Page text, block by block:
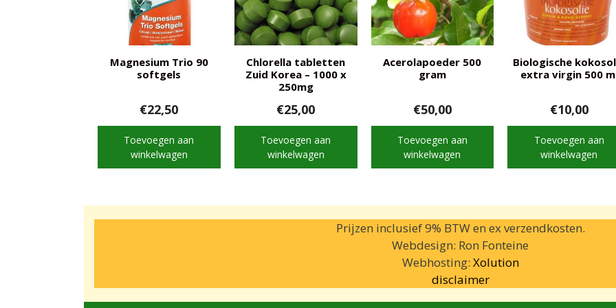
Magnesium Trio 90
softgels
€22,50
Toevoegen aan
winkelwagen
Chlorella tabletten
Zuid Korea – 1000 x
250mg
€25,00
Toevoegen aan
winkelwagen
Acerolapoeder 500
gram
€50,00
Toevoegen aan
winkelwagen
Biologische
extra virgin 500
€10,00
Toevoegen aan
winkelwagen
Prijzen inclusief 9% BTW en ex verzendkosten.
Webdesign: Ron Fonteine
Webhosting: Xolution
disclaimer